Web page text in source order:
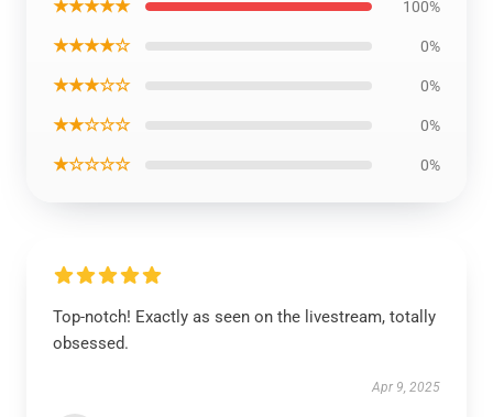
★★★★★ 100%
★★★★☆ 0%
★★★☆☆ 0%
★★☆☆☆ 0%
★☆☆☆☆ 0%
Top-notch! Exactly as seen on the livestream, totally
obsessed.
Apr 9, 2025